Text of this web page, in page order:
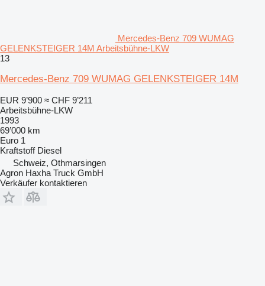
Mercedes-Benz 709 WUMAG
GELENKSTEIGER 14M Arbeitsbühne-LKW
13
Mercedes-Benz 709 WUMAG GELENKSTEIGER 14M
EUR 9’900 ≈ CHF 9’211
Arbeitsbühne-LKW
1993
69’000 km
Euro 1
Kraftstoff Diesel
Schweiz, Othmarsingen
Agron Haxha Truck GmbH
Verkäufer kontaktieren